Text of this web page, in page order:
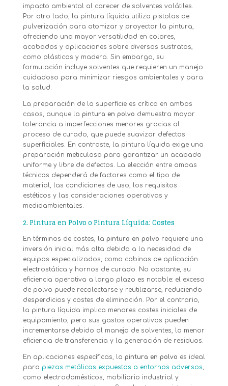
impacto ambiental al carecer de solventes volátiles.
Por otro lado, la pintura líquida utiliza pistolas de
pulverización para atomizar y proyectar la pintura,
ofreciendo una mayor versatilidad en colores,
acabados y aplicaciones sobre diversos sustratos,
como plásticos y madera. Sin embargo, su
formulación incluye solventes que requieren un manejo
cuidadoso para minimizar riesgos ambientales y para
la salud.
La preparación de la superficie es crítica en ambos
casos, aunque la pintura en polvo demuestra mayor
tolerancia a imperfecciones menores gracias al
proceso de curado, que puede suavizar defectos
superficiales. En contraste, la pintura líquida exige una
preparación meticulosa para garantizar un acabado
uniforme y libre de defectos. La elección entre ambas
técnicas dependerá de factores como el tipo de
material, las condiciones de uso, los requisitos
estéticos y las consideraciones operativas y
medioambientales.
2. Pintura en Polvo o Pintura Líquida: Costes
En términos de costes, la pintura en polvo requiere una
inversión inicial más alta debido a la necesidad de
equipos especializados, como cabinas de aplicación
electrostática y hornos de curado. No obstante, su
eficiencia operativa a largo plazo es notable: el exceso
de polvo puede recolectarse y reutilizarse, reduciendo
desperdicios y costes de eliminación. Por el contrario,
la pintura líquida implica menores costes iniciales de
equipamiento, pero sus gastos operativos pueden
incrementarse debido al manejo de solventes, la menor
eficiencia de transferencia y la generación de residuos.
En aplicaciones específicas, la pintura en polvo es ideal
para piezas metálicas expuestas a entornos adversos,
como electrodomésticos, mobiliario industrial y